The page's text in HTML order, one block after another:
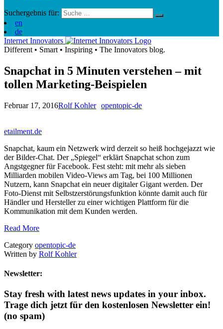
Suchergebnis für:
en
de
Internet Innovators
Different • Smart • Inspiring • The Innovators blog.
Snapchat in 5 Minuten verstehen – mit
tollen Marketing-Beispielen
Februar 17, 2016Rolf Kohler opentopic-de
etailment.de
Snapchat, kaum ein Netzwerk wird derzeit so heiß hochgejazzt wie
der Bilder-Chat. Der „Spiegel“ erklärt Snapchat schon zum
Angstgegner für Facebook. Fest steht: mit mehr als sieben
Milliarden mobilen Video-Views am Tag, bei 100 Millionen
Nutzern, kann Snapchat ein neuer digitaler Gigant werden. Der
Foto-Dienst mit Selbstzerstörungsfunktion könnte damit auch für
Händler und Hersteller zu einer wichtigen Plattform für die
Kommunikation mit dem Kunden werden.
Read More
Category opentopic-de
Written by Rolf Kohler
Newsletter:
Stay fresh with latest news updates in your inbox.
Trage dich jetzt für den kostenlosen Newsletter ein!
(no spam)